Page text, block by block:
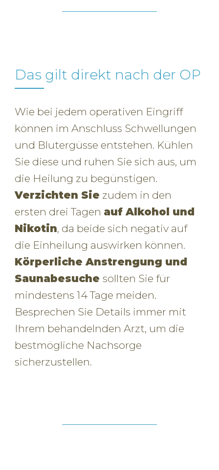
Das gilt direkt nach der OP
Wie bei jedem operativen Eingriff
können im Anschluss Schwellungen
und Blutergüsse entstehen. Kühlen
Sie diese und ruhen Sie sich aus, um
die Heilung zu begünstigen.
Verzichten Sie zudem in den
ersten drei Tagen auf Alkohol und
Nikotin, da beide sich negativ auf
die Einheilung auswirken können.
Körperliche Anstrengung und
Saunabesuche sollten Sie für
mindestens 14 Tage meiden.
Besprechen Sie Details immer mit
Ihrem behandelnden Arzt, um die
bestmögliche Nachsorge
sicherzustellen.